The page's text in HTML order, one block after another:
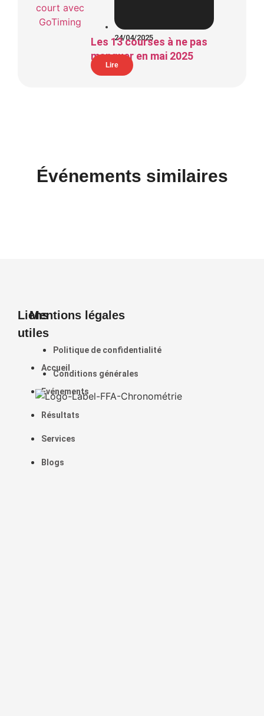
24/04/2025
Les 13 courses à ne pas
manquer en mai 2025
Lire
Événements similaires
Liens
utiles
Accueil
Evénements
Résultats
Services
Blogs
Mentions légales
Politique de confidentialité
Conditions générales